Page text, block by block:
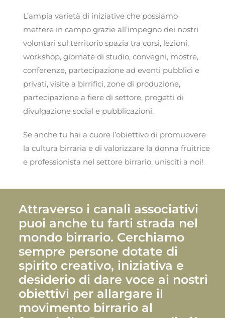
L’ampia varietà di iniziative che possiamo
mettere in campo grazie all’impegno dei nostri
volontari sul territorio spazia tra corsi, lezioni,
workshop, giornate di studio, convegni, mostre,
conferenze, partecipazione ad eventi pubblici e
privati, visite a birrifici, zone di produzione,
partecipazione a fiere di settore, progetti di
divulgazione social e pubblicazioni.
Se anche tu hai a cuore l’obiettivo di promuovere
la cultura birraria e di valorizzare la donna fruitrice
e professionista nel settore birrario, unisciti a noi!
Attraverso i canali associativi
puoi anche tu farti strada nel
mondo birrario. Cerchiamo
sempre persone dotate di
spirito creativo, iniziativa e
desiderio di dare voce ai nostri
obiettivi per allargare il
movimento birrario al